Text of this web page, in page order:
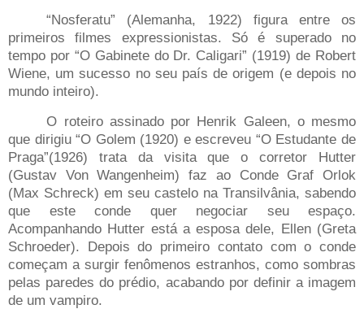
“Nosferatu” (Alemanha, 1922) figura entre os
primeiros filmes expressionistas. Só é superado no
tempo por “O Gabinete do Dr. Caligari” (1919) de Robert
Wiene, um sucesso no seu país de origem (e depois no
mundo inteiro).
O roteiro assinado por Henrik Galeen, o mesmo
que dirigiu “O Golem (1920) e escreveu “O Estudante de
Praga”(1926) trata da visita que o corretor Hutter
(Gustav Von Wangenheim)faz ao Conde Graf Orlok
(Max Schreck) em seu castelo na Transilvânia, sabendo
que este conde quer negociar seu espaço.
Acompanhando Hutter está a esposa dele, Ellen (Greta
Schroeder). Depois do primeiro contato com o conde
começam a surgir fenômenos estranhos, como sombras
pelas paredes do prédio, acabando por definir a imagem
de um vampiro.